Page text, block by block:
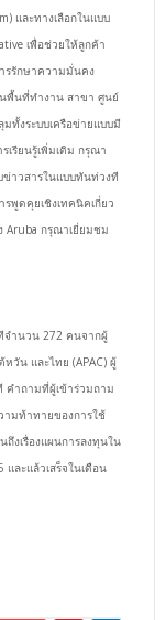
และทางเลือกในแบบ
เพื่อช่วยให้ลูกค้า
รรักษาความมั่นคง
นพื้นที่ทำงาน สาขา ศูนย์
ทั้งระบบเครือข่ายแบบมี
เรียนรู้เพิ่มเติม กรุณา
ข่าวสารในแบบทันท่วงที
พูดคุยเชิงเทคนิคเกี่ยว
Aruba กรุณาเยี่ยมชม
จำนวน 272 คนจากผู้
หวัน และไทย (APAC) ผู้
คำถามที่ผู้เข้าร่วมถาม
ามท้าทายของการใช้
งเรื่องแผนการลงทุนใน
ละแล้วเสร็จในเดือน